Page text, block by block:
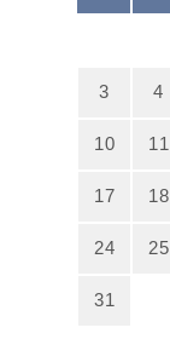
3 4
10 11
17 18
24 25
31